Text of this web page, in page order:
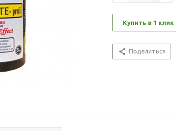
Купить в 1 клик
Поделиться